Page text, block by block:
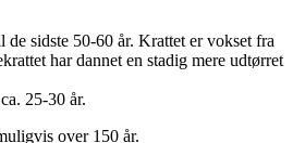
sidste 50-60 år. Krattet er vokset fra
har dannet en stadig mere udtørret
25-30 år.
over 150 år.